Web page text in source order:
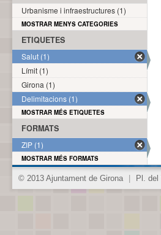
Urbanisme i infraestructures (1)
MOSTRAR MENYS CATEGORIES
ETIQUETES
Salut (1)
Límit (1)
Girona (1)
Delimitacions (1)
MOSTRAR MÉS ETIQUETES
FORMATS
ZIP (1)
MOSTRAR MÉS FORMATS
© 2013 Ajuntament de Girona Pl. del